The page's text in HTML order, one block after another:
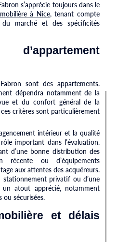
s’apprécie toujours dans le
à Nice, tenant compte
du marché et des spécificités
sont des appartements.
dépendra notamment de la
et du confort général de la
critères sont particulièrement
intérieur et la qualité
important dans l’évaluation.
d’une bonne distribution des
récente ou d’équipements
aux attentes des acquéreurs.
stationnement privatif ou d’une
atout apprécié, notamment
ou sécurisées.
et délais